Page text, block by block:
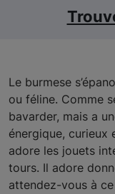
Le burmese
ou féline. Comme
bavarder, mais a
énergique, curieux
adore les jouets
tours. Il adore
attendez-vous à ce